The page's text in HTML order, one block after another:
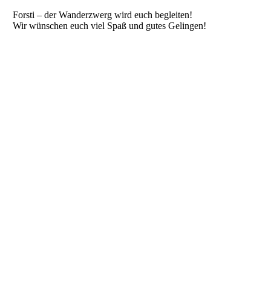
Forsti – der Wanderzwerg wird euch begleiten!
Wir wünschen euch viel Spaß und gutes Gelingen!